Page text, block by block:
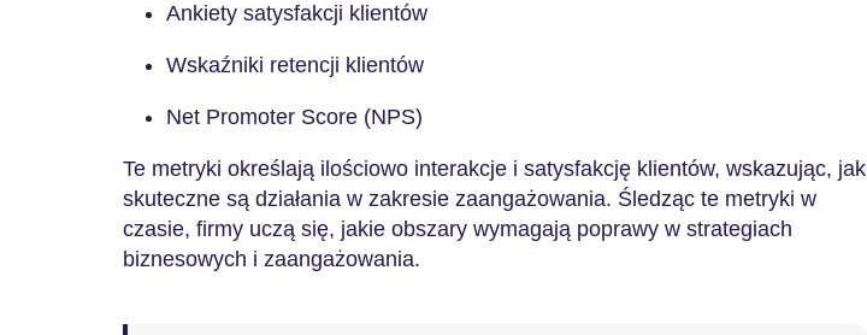
Ankiety satysfakcji klientów
Wskaźniki retencji klientów
Net Promoter Score (NPS)
Te metryki określają ilościowo interakcje i satysfakcję klientów, wskazując, jak
skuteczne są działania w zakresie zaangażowania. Śledząc te metryki w
czasie, firmy uczą się, jakie obszary wymagają poprawy w strategiach
biznesowych i zaangażowania.